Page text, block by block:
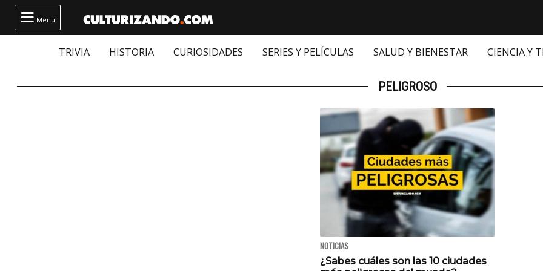
 Menú
TRIVIA HISTORIA CURIOSIDADES SERIES Y PELÍCULAS SALUD Y BIENESTAR CIENCIA Y
PELIGROSO
NOTICIAS
¿Sabes cuáles son las 10 ciudades